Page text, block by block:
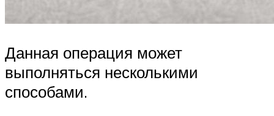
Данная операция может
выполняться несколькими
способами.